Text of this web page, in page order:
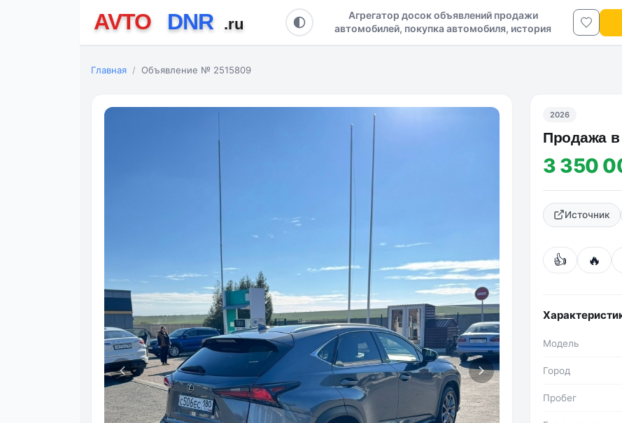
Агрегатор досок объявлений продажи
автомобилей, покупка автомобиля, история
авто в ДНР и ЛНР
Главная Объявление № 2515809
2026
Πpoдaжa в
3 350
Источник
👍 🔥
Модель
Город
Пробег